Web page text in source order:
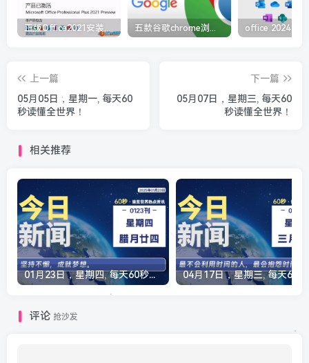
五款谷歌chrome浏览器截图插件工具推荐
上一篇
05月05日，星期一, 每天60
秒读懂全世界！
下一篇
05月07日，星期三, 每天60
秒读懂全世界！
相关推荐
01月23日，星期四, 每天60秒读懂全世界！
评论 抢沙发